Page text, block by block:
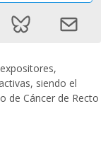
siendo el
de Cáncer de Recto